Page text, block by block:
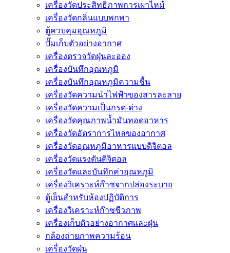
เครื่องวัดประสิทธิภาพการเผาไหม้
เครื่องวัดกลิ่นแบบพกพา
ตู้ควบคุมอุณหภูมิ
ปั๊มเก็บตัวอย่างอากาศ
เครื่องตรวจวัดฝุ่นละออง
เครื่องบันทึกอุณหภูมิ
เครื่องบันทึกอุณหภูมิความชื้น
เครื่องวัดความนําไฟฟ้าของสารละลาย
เครื่องวัดความเป็นกรด-ด่าง
เครื่องวัดคุณภาพน้ำมันทอดอาหาร
เครื่องวัดอัตราการไหลของอากาศ
เครื่องวัดอุณหภูมิอาหารแบบดิจิตอล
เครื่องวัดแรงดันดิจิตอล
เครื่องวัดและบันทึกค่าอุณหภูมิ
เครื่องวิเคราะห์ก๊าซจากปล่องระบาย
ตู้เย็นสำหรับห้องปฏิบัติการ
เครื่องวิเคราะห์ก๊าซชีวภาพ
เครื่องเก็บตัวอย่างอากาศเเละฝุ่น
กล้องถ่ายภาพความร้อน
เครื่องวัดฝุ่น